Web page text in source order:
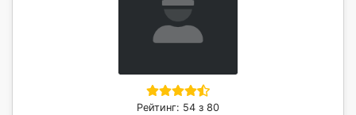
Рейтинг: 54 з 80